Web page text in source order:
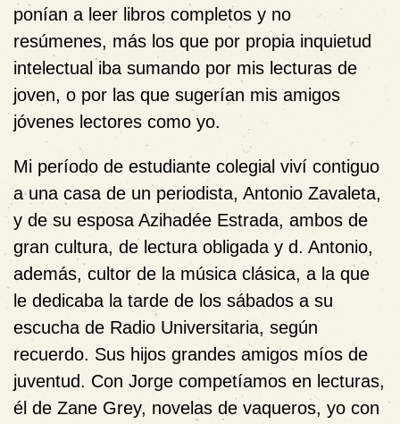
ponían a leer libros completos y no
resúmenes, más los que por propia inquietud
intelectual iba sumando por mis lecturas de
joven, o por las que sugerían mis amigos
jóvenes lectores como yo.
Mi período de estudiante colegial viví contiguo
a una casa de un periodista, Antonio Zavaleta,
y de su esposa Azihadée Estrada, ambos de
gran cultura, de lectura obligada y d. Antonio,
además, cultor de la música clásica, a la que
le dedicaba la tarde de los sábados a su
escucha de Radio Universitaria, según
recuerdo. Sus hijos grandes amigos míos de
juventud. Con Jorge competíamos en lecturas,
él de Zane Grey, novelas de vaqueros, yo con